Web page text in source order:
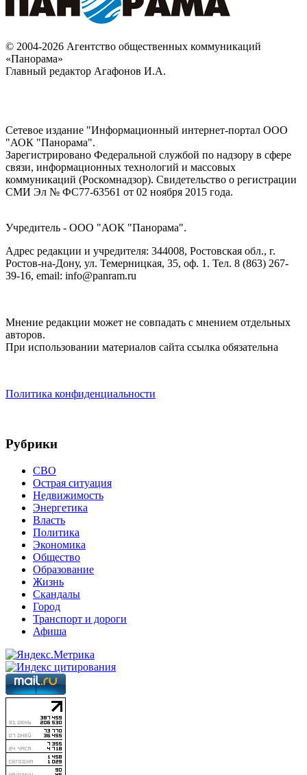
© 2004-2026 Агентство общественных коммуникаций
«Панорама»
Главный редактор Агафонов И.А.
Сетевое издание "Информационный интернет-портал ООО
"АОК "Панорама".
Зарегистрировано Федеральной службой по надзору в сфере
связи, информационных технологий и массовых
коммуникаций (Роскомнадзор). Cвидетельство о регистрации
СМИ Эл № ФС77-63561 от 02 ноября 2015 года.
Учредитель - ООО "АОК "Панорама".
Адрес редакции и учредителя: 344008, Ростовская обл., г.
Ростов-на-Дону, ул. Темерницкая, 35, оф. 1. Тел. 8 (863) 267-
39-16, email: info@panram.ru
Мнение редакции может не совпадать с мнением отдельных
авторов.
При использовании материалов сайта ссылка обязательна
Политика конфиденциальности
Рубрики
СВО
Острая ситуация
Недвижимость
Энергетика
Власть
Политика
Экономика
Общество
Образование
Жизнь
Скандалы
Город
Транспорт и дороги
Афиша